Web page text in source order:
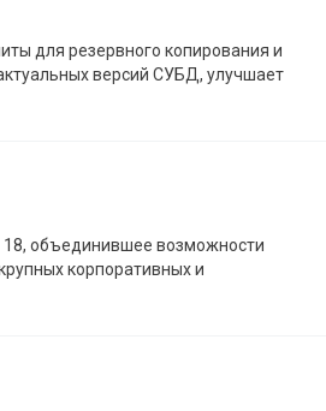
для резервного копирования и
версий СУБД, улучшает
объединившее возможности
корпоративных и